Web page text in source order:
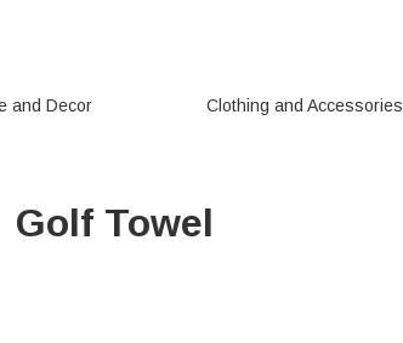
and Decor Clothing and Accessories
Golf Towel